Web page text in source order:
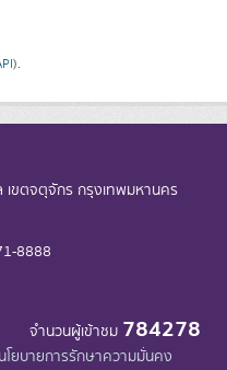
).
ขตจตุจักร กรุงเทพมหานคร
8888
จำนวนผู้เข้าชม 784278
นโยบายการรักษาความมั่นคง